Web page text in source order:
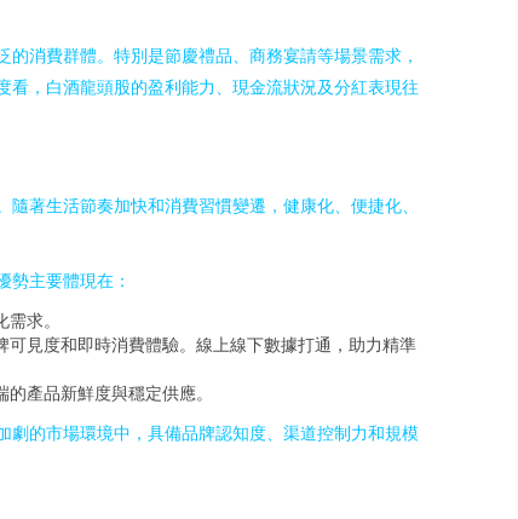
消費群體。特別是節慶禮品、商務宴請等場景需求，
，白酒龍頭股的盈利能力、現金流狀況及分紅表現往
著生活節奏加快和消費習慣變遷，健康化、便捷化、
主要體現在：
求。
見度和即時消費體驗。線上線下數據打通，助力精準
產品新鮮度與穩定供應。
的市場環境中，具備品牌認知度、渠道控制力和規模